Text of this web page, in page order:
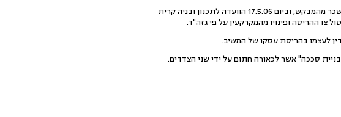
לגוף העניין נטען, כי המשיב הגיש ביום 10.4.06 בקשה להיתר בנייה לסככה שבנה באותו חלק ששכר מהמבקש, וביום 17.5.06 הוועדה לתכנון ובניה קרית
ההריסה ופינויו מהמקרקעין על פי גזה"ד.